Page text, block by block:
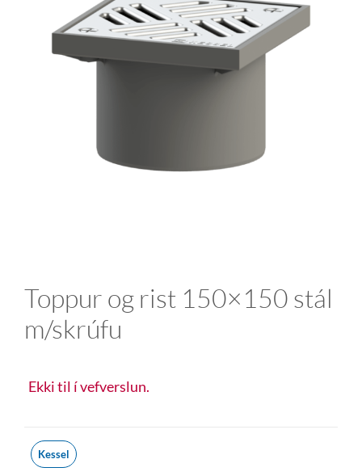
Toppur og rist 150×150 stál
m/skrúfu
Ekki til í vefverslun.
Kessel